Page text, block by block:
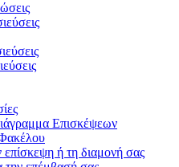
Επισκέψεων
επίσκεψη ή τη διαμονή σας